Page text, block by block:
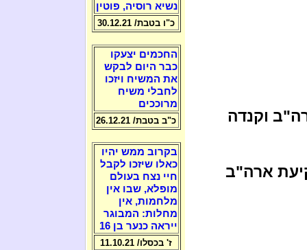
וקנדה
ארה"ב
נשיא רוסיה, פוטין
כ"ו בטבת/ 30.12.21
החכמים יצעקו
כבר היום לבקש
את המשיח ויזכו
לחבלי משיח
מרוככים
כ"ב בטבת/ 26.12.21
בקרוב ממש יהיו
כאלו שיזכו לקבל
חיי נצח בעולם
מופלא, שבו אין
מלחמות, אין
מחלות: המבוגר
ייראה כנער בן 16
ז' בכסלו/ 11.10.21